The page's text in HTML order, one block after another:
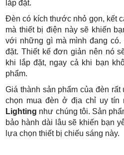
lắp đặt.
Đèn có kích thước nhỏ gọn, kết
mà thiết bị điện này sẽ khiến
với những gì mà mình đang
đặt. Thiết kế đơn giản nên nó
khi lắp đặt, ngay cả khi bạn
phẩm.
Giá thành sản phẩm của đèn
chọn mua đèn ở địa chỉ uy tín
Lighting như chúng tôi. Sản
bảo hành dài lâu sẽ khiến bạn
lựa chọn thiết bị chiếu sáng này.